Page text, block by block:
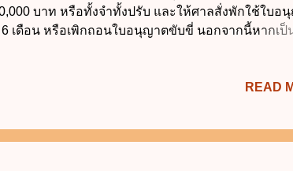
บาท หรือทั้งจำทั้งปรับ และให้ศาลสั่งพักใช้ใบอ
เดือน หรือเพิกถอนใบอนุญาตขับขี่ นอกจากนี้หากเป็น
บาท ถึง 100,000 บาท และให้ศาลสั่งพักใช้ใบอ
บาท และให้ศาลสั่งพักใช้ใบอนุญาตขับขี่ไม่น้
READ